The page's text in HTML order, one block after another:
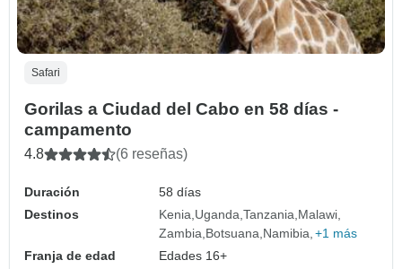
Safari
Gorilas a Ciudad del Cabo en 58 días -
campamento
4.8 (6 reseñas)
Duración
58 días
Destinos
Kenia Uganda Tanzania Malawi
Zambia Botsuana Namibia +1 más
Franja de edad
Edades 16+